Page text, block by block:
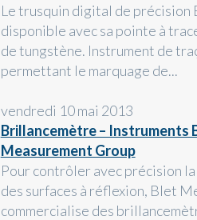
Le trusquin digital de précision
disponible avec sa pointe à
de tungstène. Instrument de
permettant le marquage de...
vendredi 10 mai 2013
Brillancemètre – Instruments
Measurement Group
Pour contrôler avec précision
des surfaces à réflexion, Blet
commercialise des